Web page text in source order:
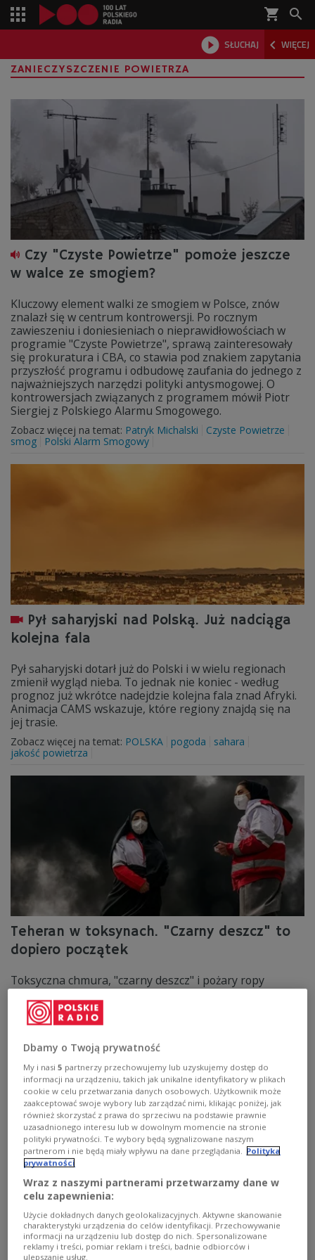
shopping_cart 
 SŁUCHAJ  WIĘCEJ

ZANIECZYSZCZENIE POWIETRZA
Czy "Czyste Powietrze" pomoże jeszcze
w walce ze smogiem?
Kluczowy element walki ze smogiem w Polsce, znów
znalazł się w centrum kontrowersji. Po rocznym
zawieszeniu i doniesieniach o nieprawidłowościach w
programie "Czyste Powietrze", sprawą zainteresowały
się prokuratura i CBA, co stawia pod znakiem zapytania
przyszłość programu i odbudowę zaufania do jednego z
najważniejszych narzędzi polityki antysmogowej. O
kontrowersjach związanych z programem mówił Piotr
Siergiej z Polskiego Alarmu Smogowego.
Zobacz więcej na temat: Patryk Michalski
Czyste Powietrze
smog
Polski Alarm Smogowy
Pył saharyjski nad Polską. Już nadciąga
kolejna fala
Pył saharyjski dotarł już do Polski i w wielu regionach
zmienił wygląd nieba. To jednak nie koniec - według
prognoz już wkrótce nadejdzie kolejna fala znad Afryki.
Animacja CAMS wskazuje, które regiony znajdą się na
jej trasie.
Zobacz więcej na temat: POLSKA pogoda
sahara
jakość powietrza
Teheran w toksynach. "Czarny deszcz" to
dopiero początek
Toksyczna chmura, "czarny deszcz" i pożary ropy
trwające przez wiele dni - tak wyglądały skutki
izraelskich nalotów na Teheran z początku marca. Jak
podkreśla "The Guardian", miliony Irańczyków mogły
których konsekwencje mogą ujawniać się latami.
Zobacz więcej na temat:ŚWIAT Bliski Wschód Iran
środowisko
Dbamy o Twoją prywatność
My i nasi5 partnerzy przechowujemy lub uzyskujemy dostęp do
informacji na urządzeniu, takich jak unikalne identyfikatory w plikach
cookie w celu przetwarzania danych osobowych. Użytkownik może
zaakceptować swoje wybory lub zarządzać nimi, klikając poniżej, jak
również skorzystać z prawa do sprzeciwu na podstawie prawnie
uzasadnionego interesu lub w dowolnym momencie na stronie
polityki prywatności. Te wybory będą sygnalizowane naszym
partnerom i nie będą miały wpływu na dane przeglądania. Polityka
prywatności
Wraz z naszymi partnerami przetwarzamy dane w
celu zapewnienia:
Użycie dokładnych danych geolokalizacyjnych. Aktywne skanowanie
charakterystyki urządzenia do celów identyfikacji. Przechowywanie
informacji na urządzeniu lub dostęp do nich. Spersonalizowane
reklamy i treści, pomiar reklam i treści, badnie odbiorców i
ulepszanie usług.